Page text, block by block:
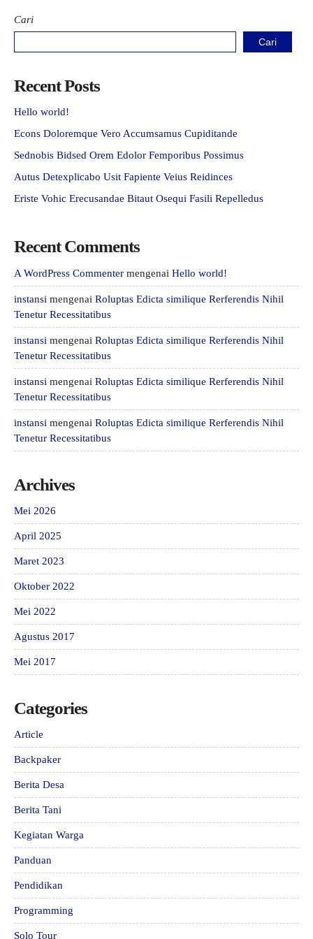
Cari
Cari
Recent Posts
Hello world!
Econs Doloremque Vero Accumsamus Cupiditande
Sednobis Bidsed Orem Edolor Femporibus Possimus
Autus Detexplicabo Usit Fapiente Veius Reidinces
Eriste Vohic Erecusandae Bitaut Osequi Fasili Repelledus
Recent Comments
A WordPress Commenter mengenai Hello world!
instansi mengenai Roluptas Edicta similique Rerferendis Nihil
Tenetur Recessitatibus
instansi mengenai Roluptas Edicta similique Rerferendis Nihil
Tenetur Recessitatibus
instansi mengenai Roluptas Edicta similique Rerferendis Nihil
Tenetur Recessitatibus
instansi mengenai Roluptas Edicta similique Rerferendis Nihil
Tenetur Recessitatibus
Archives
Mei 2026
April 2025
Maret 2023
Oktober 2022
Mei 2022
Agustus 2017
Mei 2017
Categories
Article
Backpaker
Berita Desa
Berita Tani
Kegiatan Warga
Panduan
Pendidikan
Programming
Solo Tour